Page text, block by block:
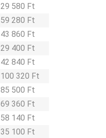
29 580 Ft
59 280 Ft
43 860 Ft
29 400 Ft
42 840 Ft
100 320 Ft
85 500 Ft
69 360 Ft
58 140 Ft
35 100 Ft